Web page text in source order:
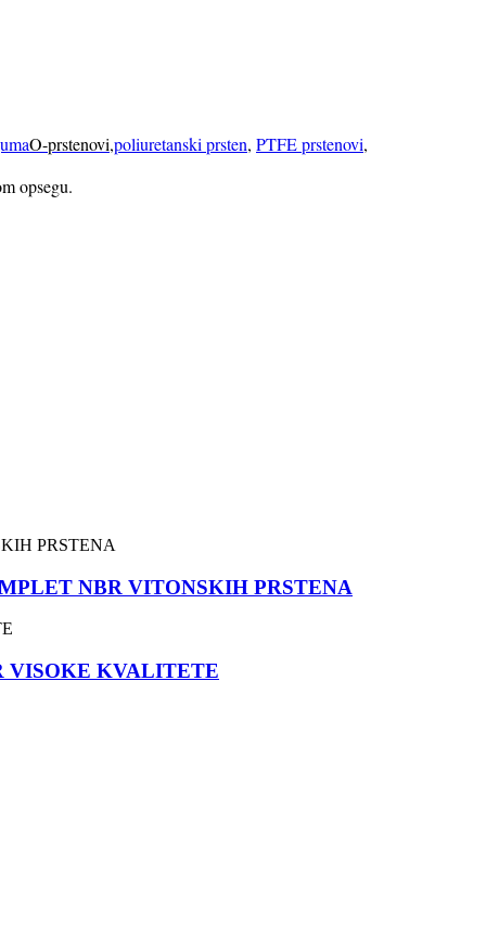
O-prstenovi,poliuretanski prsten, PTFE prstenovi,
opsegu.
NBR VITONSKIH PRSTENA
VISOKE KVALITETE